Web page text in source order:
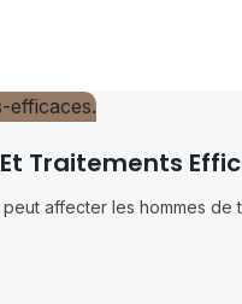
Traitements
affecter les hommes de